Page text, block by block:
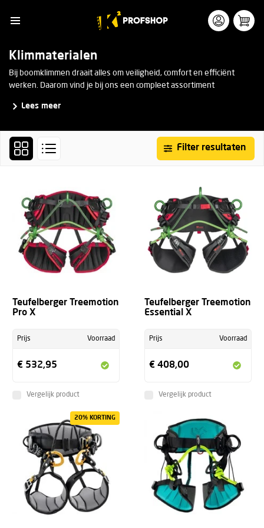
Klimmaterialen
Bij boomklimmen draait alles om veiligheid, comfort en efficiënt
werken. Daarom vind je bij ons een compleet assortiment
gebruik. Of je nu op zoek bent naar een stevig klimharnas,
juiste uitrusting werk je niet alleen veiliger, maar ook een stuk
prettiger.
Lees meer
Filter resultaten
Teufelberger Treemotion
Pro X
Prijs Voorraad
€ 532,95
Vergelijk product
Teufelberger Treemotion
Essential X
Prijs Voorraad
€ 408,00
Vergelijk product
20% KORTING